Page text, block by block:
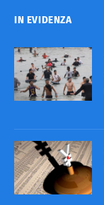
IN EVIDENZA